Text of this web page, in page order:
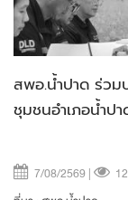
สพอ.น้ำปาด ร่วม
ชุมชนอำเภอน้ำป
7/08/2569 |
12